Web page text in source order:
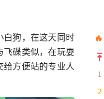
狗，在这天同时
碟类似，在玩耍
方便站的专业人
1
2